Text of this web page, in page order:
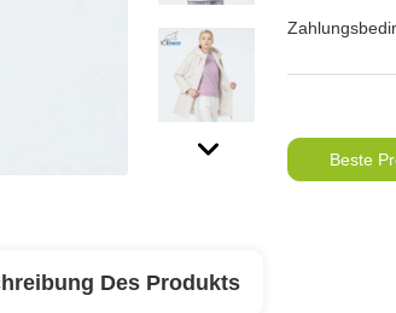
Beste
Des Produkts